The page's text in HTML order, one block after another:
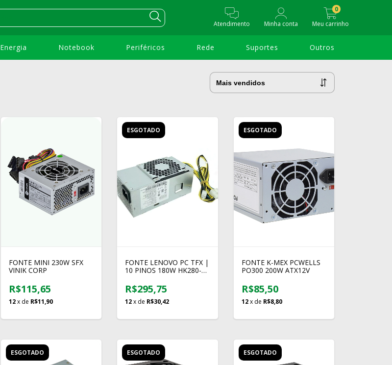
Atendimento Minha conta Meu carrinho
0
Energia Notebook Periféricos Rede Suportes Outros
FONTE MINI 230W SFX
VINIK CORP
R$115,65
12 x de R$11,90
ESGOTADO
FONTE LENOVO PC TFX |
10 PINOS 180W HK280-
R$295,75
12x de R$30,42
ESGOTADO
FONTE K-MEX PCWELLS
PO300 200W ATX12V
R$85,50
12 x de R$8,80
ESGOTADO ESGOTADO ESGOTADO